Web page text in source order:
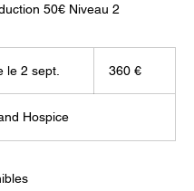
50€ Niveau 2
le 2 sept.
m
e
360 €
Hospice